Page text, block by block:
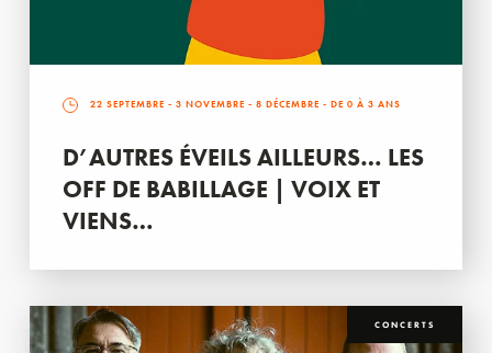
22 SEPTEMBRE - 3 NOVEMBRE - 8 DÉCEMBRE - DE 0 À 3 ANS
D’AUTRES ÉVEILS AILLEURS… LES
OFF DE BABILLAGE | VOIX ET
VIENS…
CONCERTS